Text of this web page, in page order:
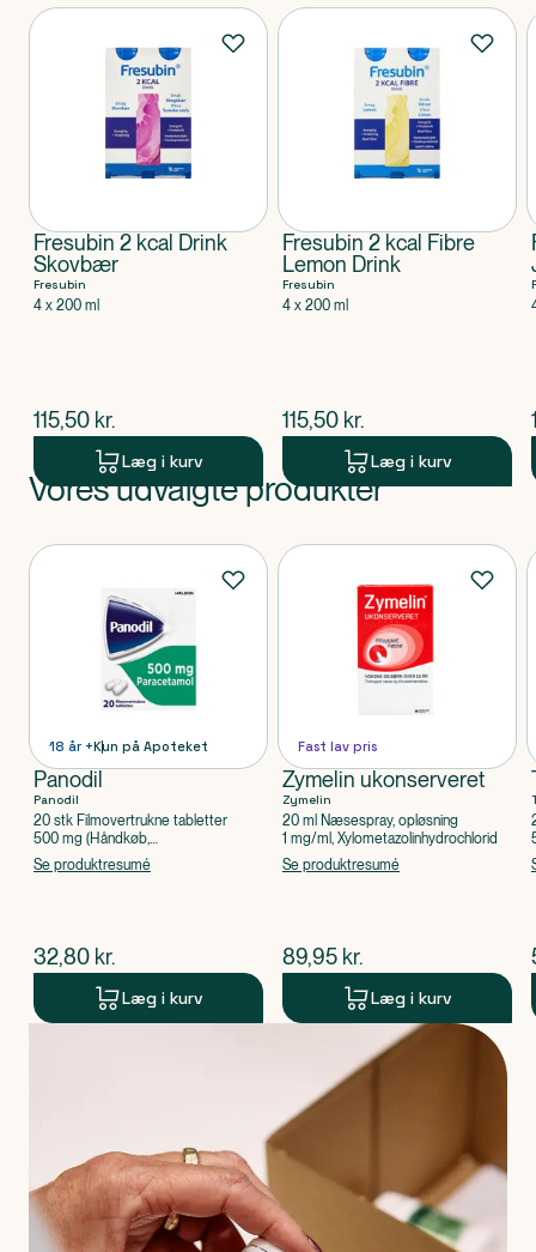
Produkter
Fresubin 2 kcal Drink
Skovbær
Fresubin
4 x 200 ml
$nuværende pris
115,50 kr.
Læg i kurv
Fresubin 2 kcal Fibre
Lemon Drink
Fresubin
4 x 200 ml
$nuværende pris
115,50 kr.
Læg i kurv
Produkt 1 af 0
Vores udvalgte produkter
Produkter
18 år +Kun på Apoteket
Panodil
Panodil
20 stk Filmovertrukne tabletter
500 mg (Håndkøb,
apoteksforbeholdt), Paracetamol
Se produktresumé
$nuværende pris
32,80 kr.
Læg i kurv
Fast lav pris
Zymelin ukonserveret
Zymelin
20 ml Næsespray, opløsning
1 mg/ml, Xylometazolinhydrochlorid
Se produktresumé
$nuværende pris
89,95 kr.
Læg i kurv